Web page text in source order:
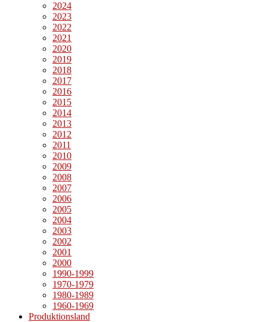
2024
2023
2022
2021
2020
2019
2018
2017
2016
2015
2014
2013
2012
2011
2010
2009
2008
2007
2006
2005
2004
2003
2002
2001
2000
1990-1999
1970-1979
1980-1989
1960-1969
Produktionsland